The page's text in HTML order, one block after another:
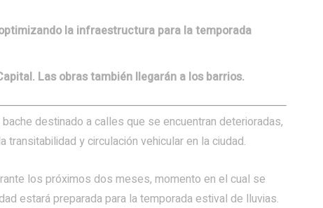
la infraestructura para la temporada
Las obras también llegarán a los barrios.
destinado a calles que se encuentran deterioradas,
y circulación vehicular en la ciudad.
los próximos dos meses, momento en el cual se
estará preparada para la temporada estival de lluvias.